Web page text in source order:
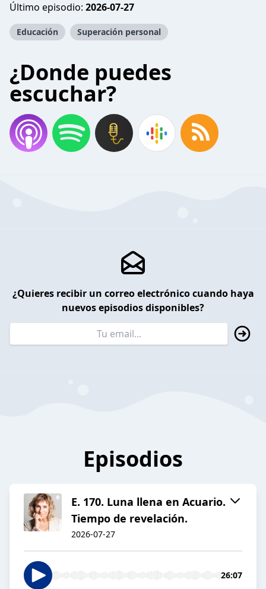
Último episodio: 2026-07-27
Educación Superación personal
¿Donde puedes
escuchar?
¿Quieres recibir un correo electrónico cuando haya
nuevos episodios disponibles?
Episodios
E. 170. Luna llena en Acuario.
Tiempo de revelación.
2026-07-27
26:07